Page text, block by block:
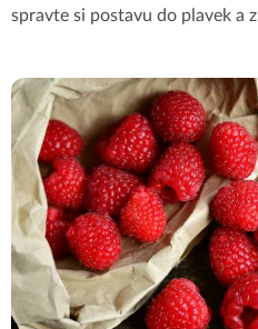
spravte si postavu do plavek a zl